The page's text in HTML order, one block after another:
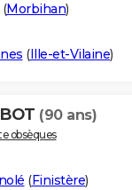
(Morbihan)
(Ille-et-Vilaine)
(90 ans)
obsèques
(Finistère)